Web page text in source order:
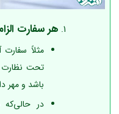
هر سفارت
مثلاً سفارت
تحت نظارت
باشد و مهر
در حالی‌که